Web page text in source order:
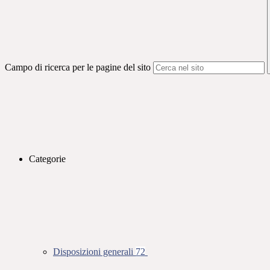
Campo di ricerca per le pagine del sito
Categorie
Disposizioni generali 72